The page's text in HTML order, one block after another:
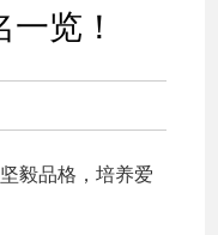
览！
毅品格，培养爱